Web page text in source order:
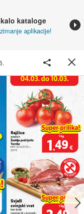
kataloge
aplikacije!